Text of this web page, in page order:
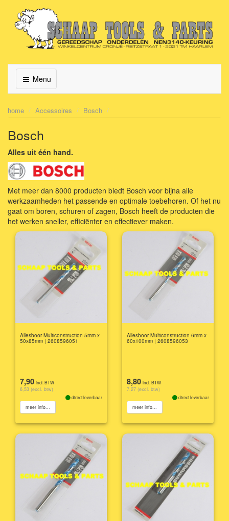
Menu
home Accessoires Bosch
Bosch
Alles uit één hand.
Met meer dan 8000 producten biedt Bosch voor bijna alle
werkzaamheden het passende en optimale toebehoren. Of het nu
gaat om boren, schuren of zagen, Bosch heeft de producten die
het werken sneller, efficiënter en effectiever maken.
Allesboor Multiconstruction 5mm x
50x85mm | 2608596051
7,90 incl. BTW
6,53 (excl. btw)
direct leverbaar
meer info...
Allesboor Multiconstruction 6mm x
60x100mm | 2608596053
8,80 incl. BTW
7,27 (excl. btw)
direct leverbaar
meer info...